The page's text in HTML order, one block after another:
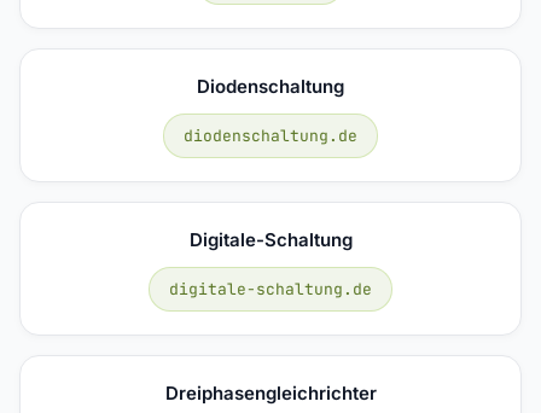
Diodenschaltung
diodenschaltung.de
Digitale-Schaltung
digitale-schaltung.de
Dreiphasengleichrichter